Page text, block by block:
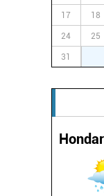
17 18
24 25
31